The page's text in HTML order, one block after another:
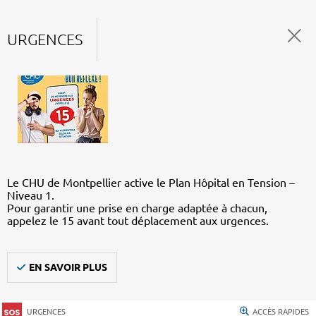
URGENCES
Le CHU de Montpellier active le Plan Hôpital en Tension –
Niveau 1.
Pour garantir une prise en charge adaptée à chacun,
appelez le 15 avant tout déplacement aux urgences.
EN SAVOIR PLUS
URGENCES ACCÈS RAPIDES